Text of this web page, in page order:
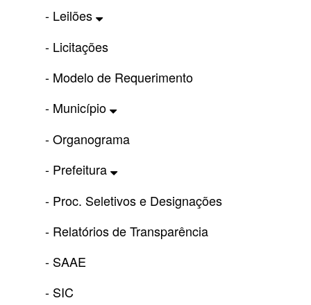
- Leilões
- Licitações
- Modelo de Requerimento
- Município
- Organograma
- Prefeitura
- Proc. Seletivos e Designações
- Relatórios de Transparência
- SAAE
- SIC